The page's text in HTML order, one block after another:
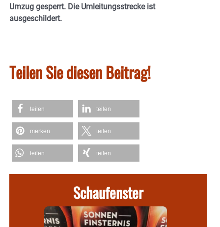
Umzug gesperrt. Die Umleitungsstrecke ist
ausgeschildert.
Teilen Sie diesen Beitrag!
teilen teilen
merken teilen
teilen teilen
Schaufenster